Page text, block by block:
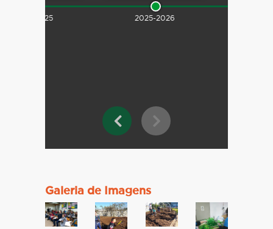
2024-2025 2025-2026
Galeria de Imagens